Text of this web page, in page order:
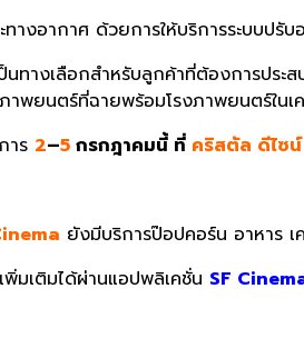
ทางอากาศ ด้วยการให้บริการระบบ
นทางเลือกสำหรับลูกค้าที่ต้องการปร
ภาพยนตร์ที่ฉายพร้อมโรงภาพยนตร์ในเ
าร 2–5 กรกฎาคมนี้ ที่ คริสตัล ดีไซ
ยังมีบริการป๊อปคอร์น อาหาร
พิ่มเติมได้ผ่านแอปพลิเคชั่น SF